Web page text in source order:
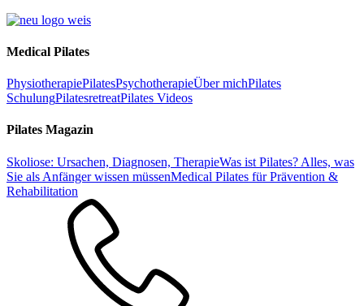
Medical Pilates
PhysiotherapiePilatesPsychotherapieÜber michPilates
SchulungPilatesretreatPilates Videos
Pilates Magazin
Skoliose: Ursachen, Diagnosen, TherapieWas ist Pilates? Alles, was
Sie als Anfänger wissen müssenMedical Pilates für Prävention &
Rehabilitation